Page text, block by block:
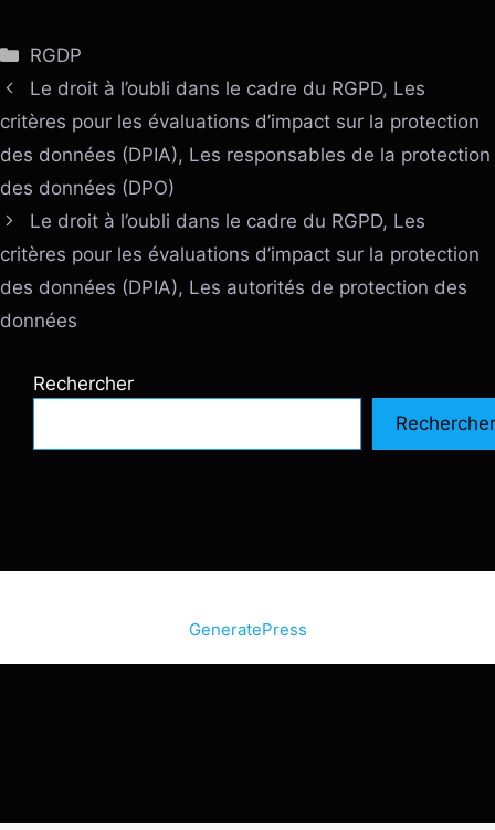
Catégories
RGDP
Le droit à l’oubli dans le cadre du RGPD, Les
critères pour les évaluations d’impact sur la protection
des données (DPIA), Les responsables de la protection
des données (DPO)
Le droit à l’oubli dans le cadre du RGPD, Les
critères pour les évaluations d’impact sur la protection
des données (DPIA), Les autorités de protection des
données
Rechercher
Rechercher
GeneratePress